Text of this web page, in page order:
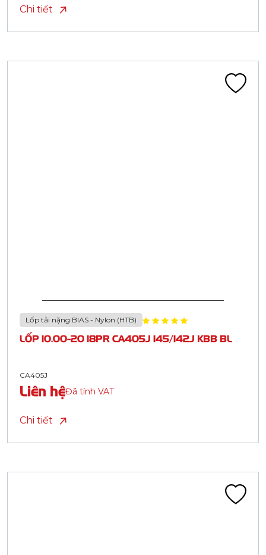
Chi tiết
Lốp tải nặng BIAS - Nylon (HTB)
LỐP 10.00-20 18PR CA405J 145/142J KBB BL
CA405J
Liên hệĐã tính VAT
Chi tiết